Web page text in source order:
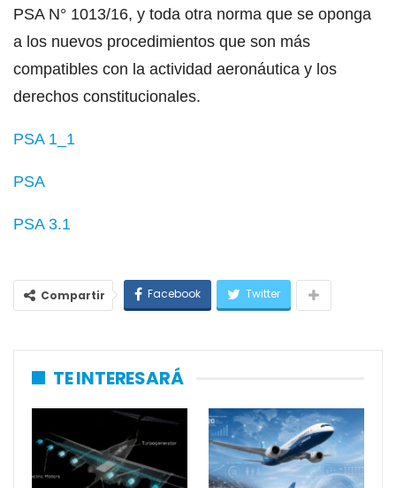
PSA N° 1013/16, y toda otra norma que se oponga
a los nuevos procedimientos que son más
compatibles con la actividad aeronáutica y los
derechos constitucionales.
PSA 1_1
PSA
PSA 3.1
Compartir Facebook Twitter
TE INTERESARÁ